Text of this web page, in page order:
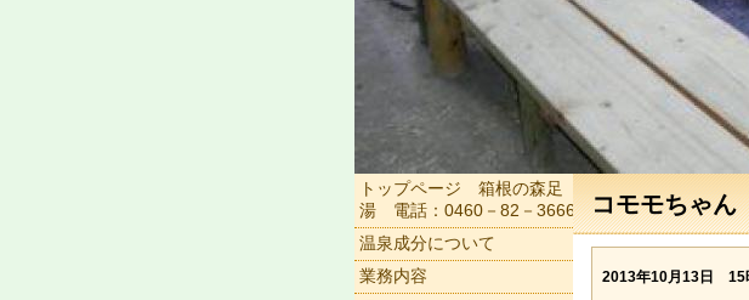
コモモちゃん
2013年10月13日 15
トップページ 箱根の森足
湯 電話：0460－82－3666
温泉成分について
業務内容